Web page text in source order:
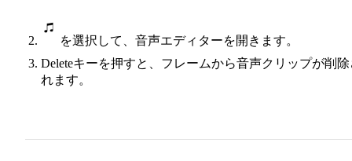
を選択して、音声エディターを開きます。
Deleteキーを押すと、フレームから音声クリップが削除
れます。